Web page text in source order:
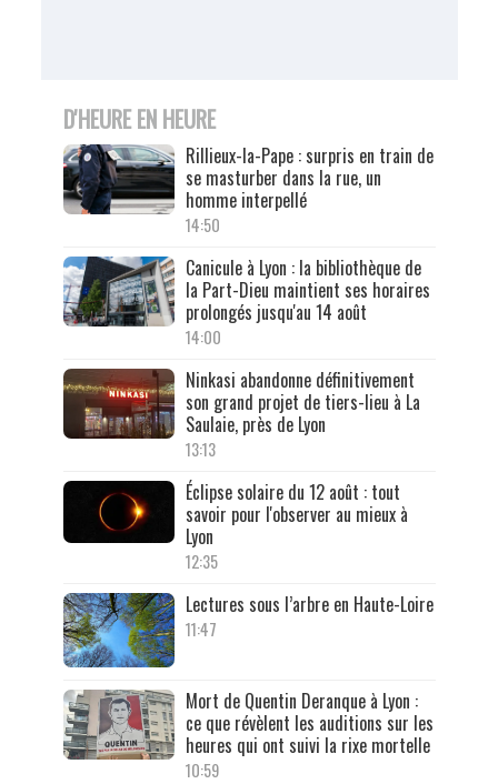
D'HEURE EN HEURE
Rillieux-la-Pape : surpris en train de
se masturber dans la rue, un
homme interpellé
14:50
Canicule à Lyon : la bibliothèque de
la Part-Dieu maintient ses horaires
prolongés jusqu'au 14 août
14:00
Ninkasi abandonne définitivement
son grand projet de tiers-lieu à La
Saulaie, près de Lyon
13:13
Éclipse solaire du 12 août : tout
savoir pour l'observer au mieux à
Lyon
12:35
Lectures sous l’arbre en Haute-Loire
11:47
Mort de Quentin Deranque à Lyon :
ce que révèlent les auditions sur les
heures qui ont suivi la rixe mortelle
10:59